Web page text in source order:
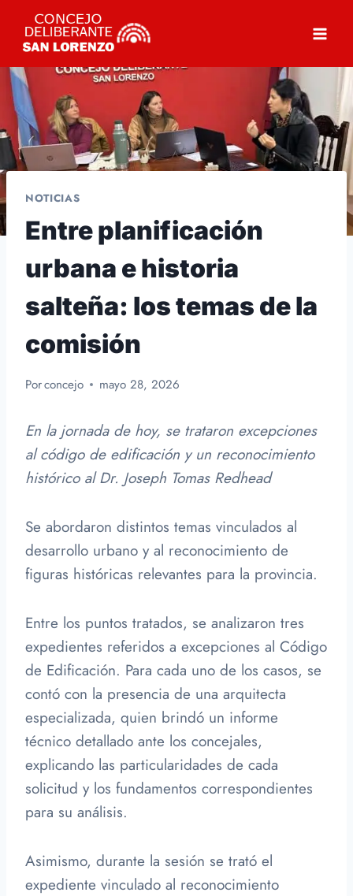
contenido
NOTICIAS
Entre planificación
urbana e historia
salteña: los temas de la
comisión
Porconcejo mayo 28, 2026
En la jornada de hoy, se trataron excepciones
al código de edificación y un reconocimiento
histórico al Dr. Joseph Tomas Redhead
Se abordaron distintos temas vinculados al
desarrollo urbano y al reconocimiento de
figuras históricas relevantes para la provincia.
Entre los puntos tratados, se analizaron tres
expedientes referidos a excepciones al Código
de Edificación. Para cada uno de los casos, se
contó con la presencia de una arquitecta
especializada, quien brindó un informe
técnico detallado ante los concejales,
explicando las particularidades de cada
solicitud y los fundamentos correspondientes
para su análisis.
Asimismo, durante la sesión se trató el
expediente vinculado al reconocimiento